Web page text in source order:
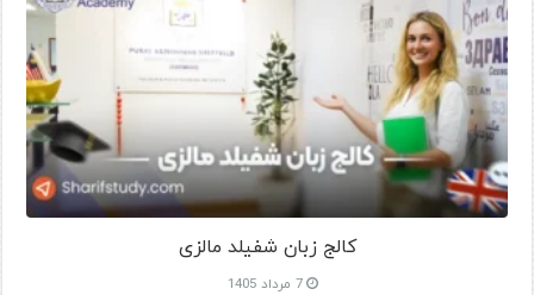
کالج زبان شفیلد مالزی
7 مرداد 1405